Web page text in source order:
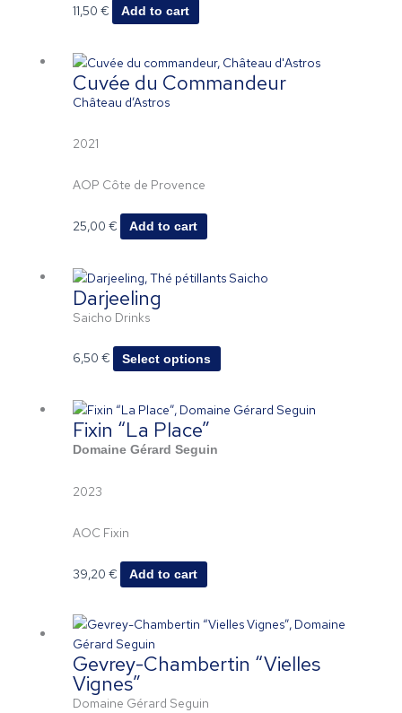
11,50€ Add to cart
Cuvée du Commandeur
Château d’Astros
2021
AOP Côte de Provence
25,00€ Add to cart
Darjeeling
Saicho Drinks
6,50€ Select options
This
The
may
Fixin “La Place”
Domaine Gérard Seguin
2023
AOC Fixin
39,20€ Add to cart
Gevrey-Chambertin “Vielles
Vignes”
Domaine Gérard Seguin